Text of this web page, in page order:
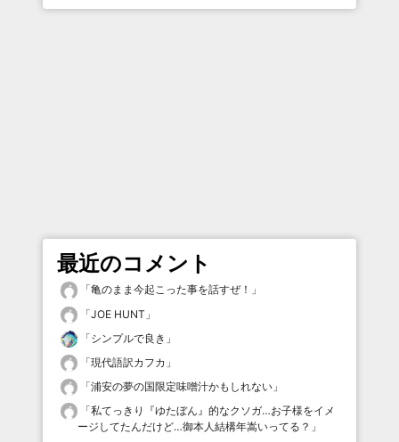
最近のコメント
「亀のまま今起こった事を話すぜ！ 」
「JOE HUNT 」
「シンプルで良き 」
「現代語訳カフカ 」
「浦安の夢の国限定味噌汁かもしれない 」
「私てっきり『ゆたぼん』的なクソガ…お子様をイメ
ージしてたんだけど…御本人結構年嵩いってる？ 」